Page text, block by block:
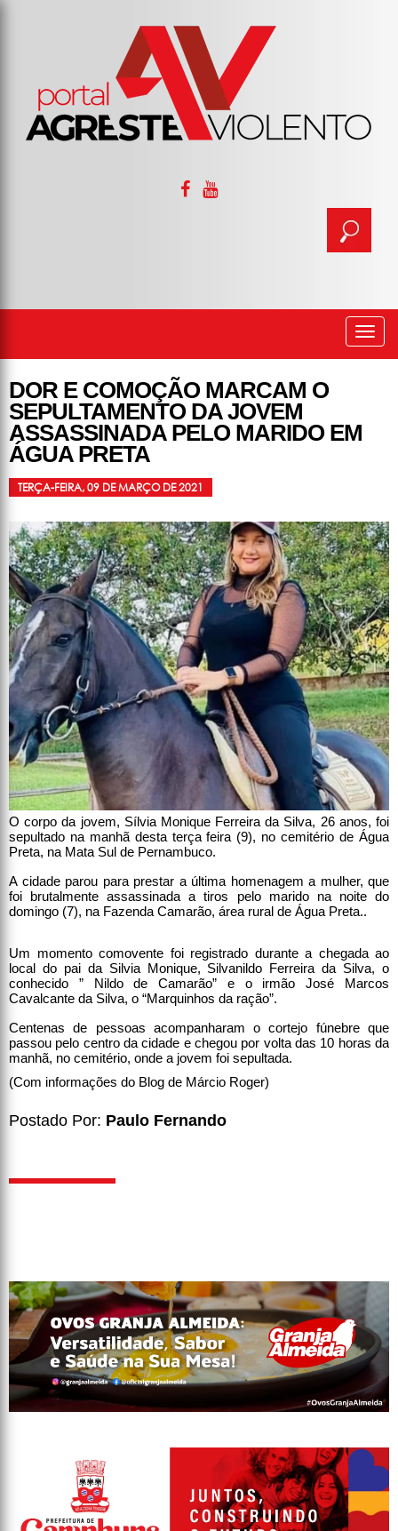
DOR E COMOÇÃO MARCAM O
SEPULTAMENTO DA JOVEM
ASSASSINADA PELO MARIDO EM
ÁGUA PRETA
TERÇA-FEIRA, 09 DE MARÇO DE 2021
O corpo da jovem, Sílvia Monique Ferreira da Silva, 26 anos, foi
sepultado na manhã desta terça feira (9), no cemitério de Água
Preta, na Mata Sul de Pernambuco.
A cidade parou para prestar a última homenagem a mulher, que
foi brutalmente assassinada a tiros pelo marido na noite do
domingo (7), na Fazenda Camarão, área rural de Água Preta..
Um momento comovente foi registrado durante a chegada ao
local do pai da Silvia Monique, Silvanildo Ferreira da Silva, o
conhecido ” Nildo de Camarão” e o irmão José Marcos
Cavalcante da Silva, o “Marquinhos da ração”.
Centenas de pessoas acompanharam o cortejo fúnebre que
passou pelo centro da cidade e chegou por volta das 10 horas da
manhã, no cemitério, onde a jovem foi sepultada.
(Com informações do Blog de Márcio Roger)
Postado Por: Paulo Fernando